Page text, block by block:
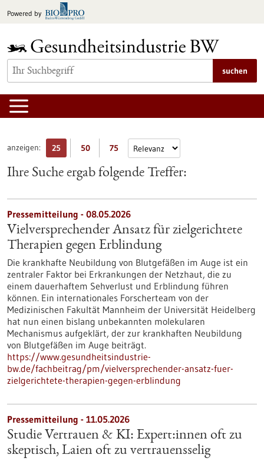
Inhalt
Powered by
suchen
anzeigen: 25 50 75
Ihre Suche ergab folgende Treffer:
Pressemitteilung - 08.05.2026
Vielversprechender Ansatz für zielgerichtete
Therapien gegen Erblindung
Die krankhafte Neubildung von Blutgefäßen im Auge ist ein
zentraler Faktor bei Erkrankungen der Netzhaut, die zu
einem dauerhaftem Sehverlust und Erblindung führen
können. Ein internationales Forscherteam von der
Medizinischen Fakultät Mannheim der Universität Heidelberg
hat nun einen bislang unbekannten molekularen
Mechanismus aufgeklärt, der zur krankhaften Neubildung
von Blutgefäßen im Auge beiträgt.
https://www.gesundheitsindustrie-
bw.de/fachbeitrag/pm/vielversprechender-ansatz-fuer-
zielgerichtete-therapien-gegen-erblindung
Pressemitteilung - 11.05.2026
Studie Vertrauen & KI: Expert:innen oft zu
skeptisch, Laien oft zu vertrauensselig